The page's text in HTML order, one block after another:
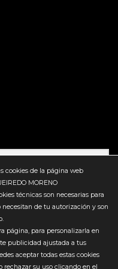
cookies de la página web
MORENO
técnicas son necesarias para
de tu autorización y son
página, para personalizarla en
publicidad ajustada a tus
aceptar todas estas cookies
rechazar su uso clicando en el